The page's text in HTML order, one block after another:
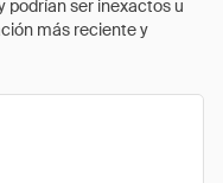
podrían ser inexactos u
más reciente y